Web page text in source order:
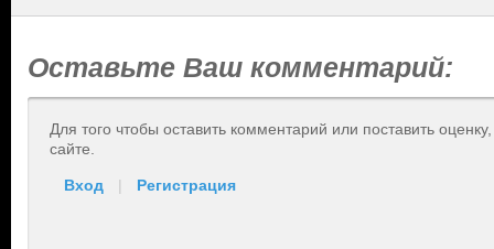
Оставьте Ваш комментарий:
Для того чтобы оставить комментарий или поставить
сайте.
Вход | Регистрация